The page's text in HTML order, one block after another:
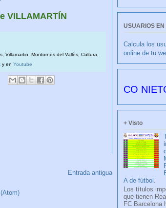
VILLAMARTÍN
Villamartin, Montornès del Vallès, Cultura,
y en Youtube
Entrada antigua
USUARIOS EN
Calcula los
online de tu
por FRANCISCO NIETO
+ Visto
A de fútbol.
Los títulos
que tienen
FC Barcelona